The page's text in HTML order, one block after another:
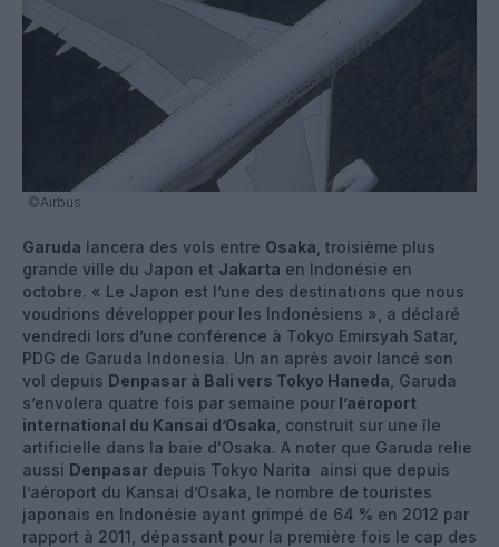
©Airbus
Garuda lancera des vols entre Osaka , troisième plus
grande ville du Japon et Jakarta en Indonésie en
octobre. « Le Japon est l’une des destinations que nous
voudrions développer pour les Indonésiens », a déclaré
vendredi lors d’une conférence à Tokyo Emirsyah Satar,
PDG de Garuda Indonesia. Un an après avoir lancé son
vol depuis Denpasar à Bali vers Tokyo Haneda , Garuda
s’envolera quatre fois par semaine pour l’aéroport
international du Kansai d’Osaka , construit sur une île
artificielle dans la baie d'Osaka. A noter que Garuda relie
aussi Denpasar depuis Tokyo Narita ainsi que depuis
l’aéroport du Kansai d’Osaka, le nombre de touristes
japonais en Indonésie ayant grimpé de 64 % en 2012 par
rapport à 2011, dépassant pour la première fois le cap des